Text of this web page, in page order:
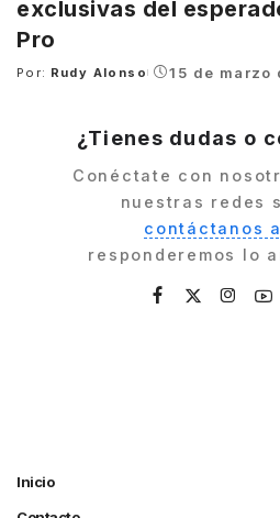
exclusivas del
Pro
Posted
Por: Rudy Alonso 15 de marzo
¿Tienes dudas o
Conéctate con
nuestras redes
contáctanos
responderemos lo
Inicio